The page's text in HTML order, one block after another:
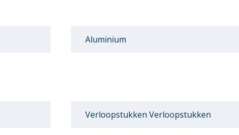
Aluminium
Verloopstukken Verloopstukken